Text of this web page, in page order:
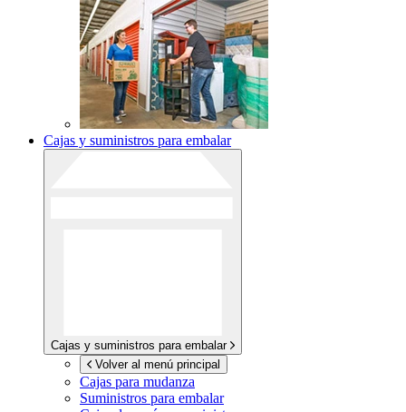
Cajas y suministros para embalar
Cajas y suministros para embalar
Volver al menú principal
Cajas para mudanza
Suministros para embalar